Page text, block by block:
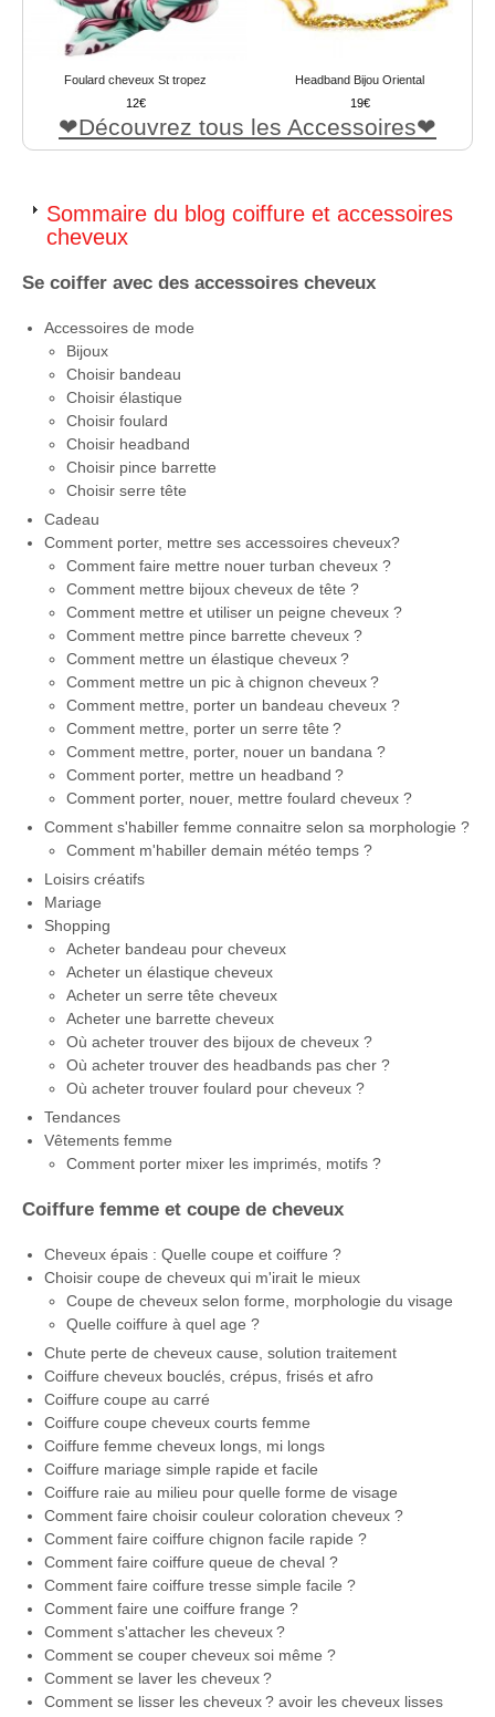
Foulard cheveux St tropez
12
Headband Bijou Oriental
19
Découvrez tous les Accessoires
Sommaire du blog coiffure et accessoires
cheveux
Se coiffer avec des accessoires cheveux
Accessoires de mode
Bijoux
Choisir bandeau
Choisir élastique
Choisir foulard
Choisir headband
Choisir pince barrette
Choisir serre tête
Cadeau
Comment porter, mettre ses accessoires cheveux?
Comment faire mettre nouer turban cheveux ?
Comment mettre bijoux cheveux de tête ?
Comment mettre et utiliser un peigne cheveux ?
Comment mettre pince barrette cheveux ?
Comment mettre un élastique cheveux ?
Comment mettre un pic à chignon cheveux ?
Comment mettre, porter un bandeau cheveux ?
Comment mettre, porter un serre tête ?
Comment mettre, porter, nouer un bandana ?
Comment porter, mettre un headband ?
Comment porter, nouer, mettre foulard cheveux ?
Comment s'habiller femme connaitre selon sa morphologie ?
Comment m'habiller demain météo temps ?
Loisirs créatifs
Mariage
Shopping
Acheter bandeau pour cheveux
Acheter un élastique cheveux
Acheter un serre tête cheveux
Acheter une barrette cheveux
Où acheter trouver des bijoux de cheveux ?
Où acheter trouver des headbands pas cher ?
Où acheter trouver foulard pour cheveux ?
Tendances
Vêtements femme
Comment porter mixer les imprimés, motifs ?
Coiffure femme et coupe de cheveux
Cheveux épais : Quelle coupe et coiffure ?
Choisir coupe de cheveux qui m'irait le mieux
Coupe de cheveux selon forme, morphologie du visage
Quelle coiffure à quel age ?
Chute perte de cheveux cause, solution traitement
Coiffure cheveux bouclés, crépus, frisés et afro
Coiffure coupe au carré
Coiffure coupe cheveux courts femme
Coiffure femme cheveux longs, mi longs
Coiffure mariage simple rapide et facile
Coiffure raie au milieu pour quelle forme de visage
Comment faire choisir couleur coloration cheveux ?
Comment faire coiffure chignon facile rapide ?
Comment faire coiffure queue de cheval ?
Comment faire coiffure tresse simple facile ?
Comment faire une coiffure frange ?
Comment s'attacher les cheveux ?
Comment se couper cheveux soi même ?
Comment se laver les cheveux ?
Comment se lisser les cheveux ? avoir les cheveux lisses